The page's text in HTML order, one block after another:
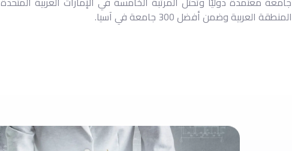
المنطقة العربية وضمن أفضل 300 جامعة في آسيا.